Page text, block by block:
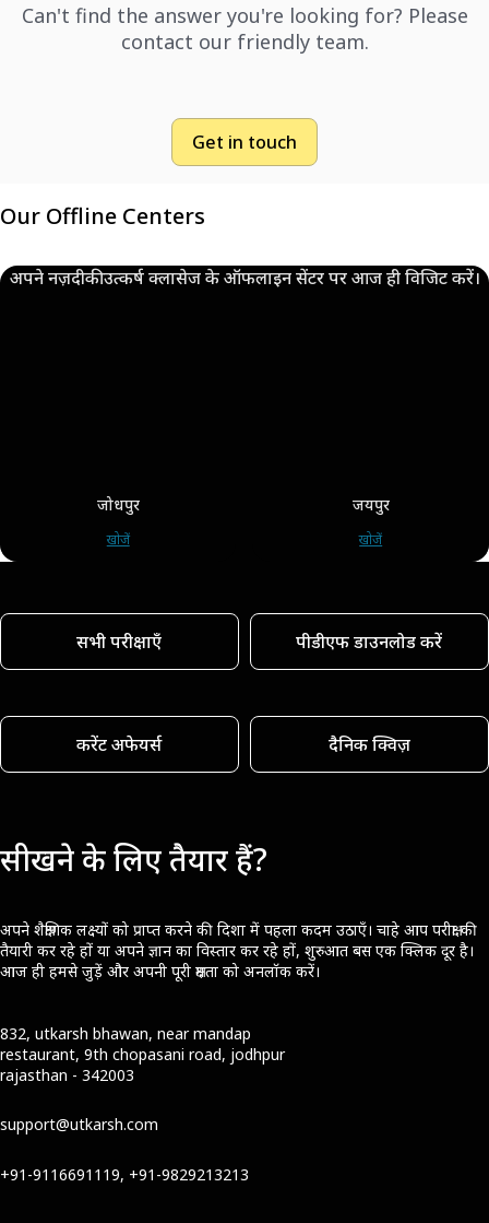
Can't find the answer you're looking for? Please
contact our friendly team.
Get in touch
Our Offline Centers
अपने नज़दीकी उत्कर्ष क्लासेज के ऑफलाइन सेंटर पर आज ही विजिट करें।
जोधपुर
खोजें
जयपुर
खोजें
सभी परीक्षाएँ पीडीएफ डाउनलोड करें
करेंट अफेयर्स दैनिक क्विज़
सीखने के लिए तैयार हैं?
अपने शैक्षणिक लक्ष्यों को प्राप्त करने की दिशा में पहला कदम उठाएँ। चाहे आप परीक्षा की
तैयारी कर रहे हों या अपने ज्ञान का विस्तार कर रहे हों, शुरुआत बस एक क्लिक दूर है।
आज ही हमसे जुड़ें और अपनी पूरी क्षमता को अनलॉक करें।
832, utkarsh bhawan, near mandap
restaurant, 9th chopasani road, jodhpur
rajasthan - 342003
support@utkarsh.com
+91-9116691119, +91-9829213213